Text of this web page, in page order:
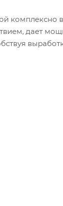
дает